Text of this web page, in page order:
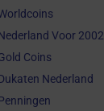
Voor 2002
Coins
Nederland